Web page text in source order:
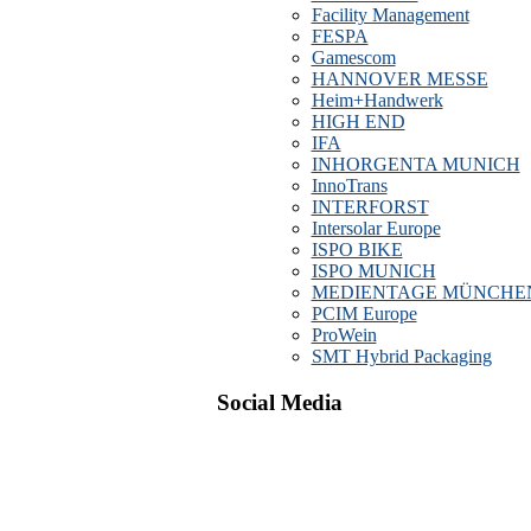
Facility Management
FESPA
Gamescom
HANNOVER MESSE
Heim+Handwerk
HIGH END
IFA
INHORGENTA MUNICH
InnoTrans
INTERFORST
Intersolar Europe
ISPO BIKE
ISPO MUNICH
MEDIENTAGE
PCIM Europe
ProWein
SMT Hybrid Packaging
Social Media